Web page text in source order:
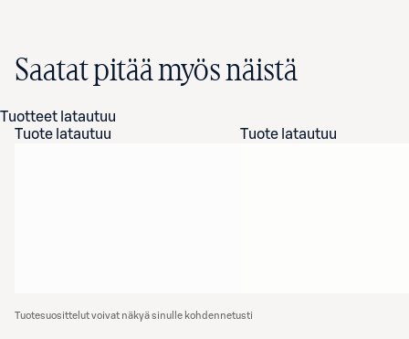
Saatat pitää myös näistä
Tuotteet latautuu
Tuote latautuu
Tuote latautuu
Tuotesuosittelut voivat näkyä sinulle kohdennetusti